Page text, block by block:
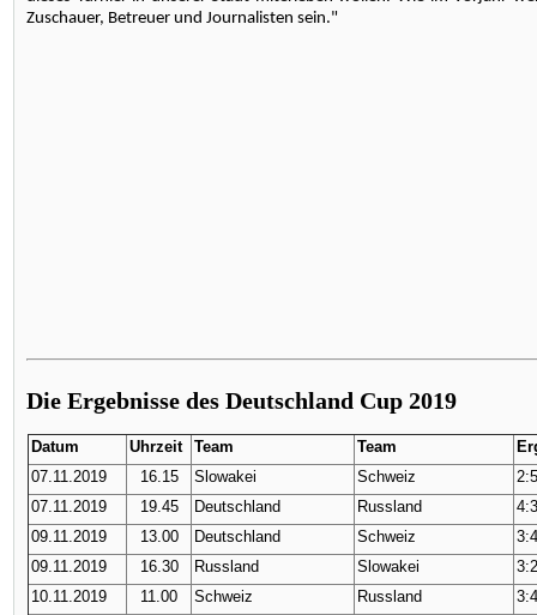
Zuschauer, Betreuer und Journalisten sein."
Die Ergebnisse des Deutschland Cup 2019
Datum Uhrzeit Team Team
07.11.2019
16.15 Slowakei Schweiz
07.11.2019
19.45 Deutschland Russland
09.11.2019
13.00 Deutschland Schweiz
09.11.2019
16.30 Russland Slowakei
10.11.2019
11.00 Schweiz Russland